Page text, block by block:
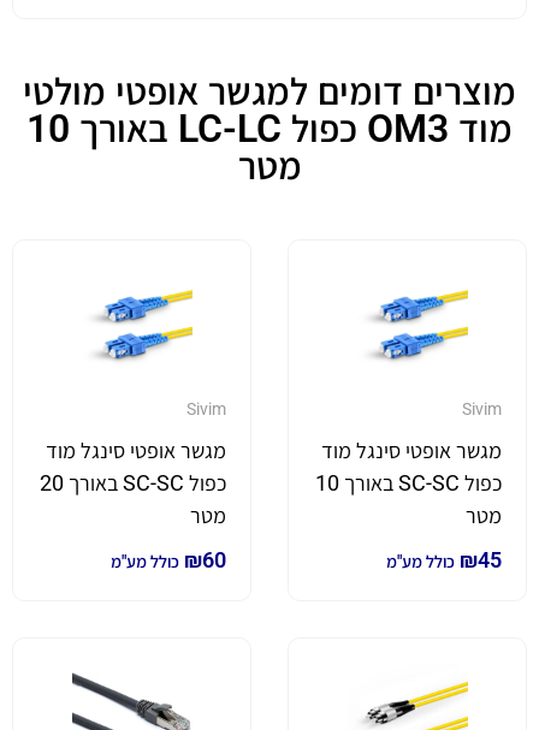
מוצרים דומים למגשר אופטי מולטי
מוד OM3 כפול LC-LC באורך 10
מטר
Sivim
מגשר אופטי סינגל מוד
כפול SC-SC באורך 10
מטר
₪45 כולל מע"מ
Sivim
מגשר אופטי סינגל מוד
כפול SC-SC באורך 20
מטר
₪60 כולל מע"מ